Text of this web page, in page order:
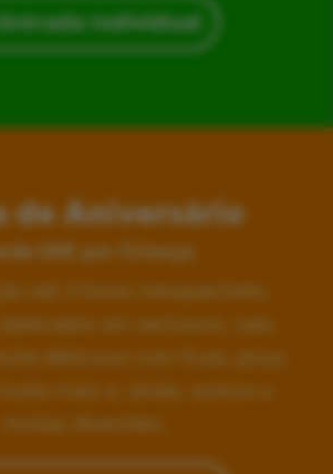
Individual
de Aniversário
24€ por Criança